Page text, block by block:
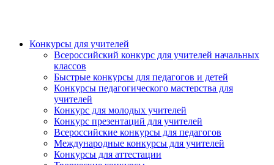
Конкурсы для учителей
Всероссийский конкурс для учителей начальных
классов
Быстрые конкурсы для педагогов и детей
Конкурсы педагогического мастерства для
учителей
Конкурс для молодых учителей
Конкурс презентаций для учителей
Всероссийские конкурсы для педагогов
Международные конкурсы для учителей
Конкурсы для аттестации